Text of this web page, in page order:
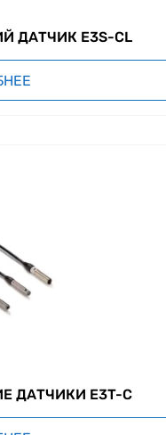
ДАТЧИК E3S-CL
ДАТЧИКИ E3T-C